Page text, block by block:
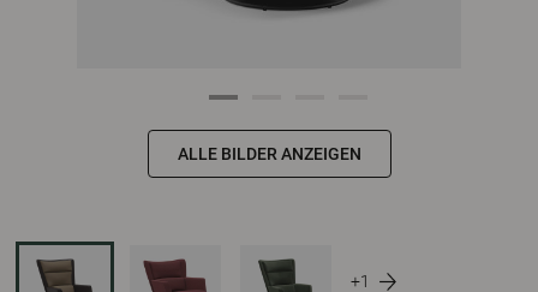
ALLE BILDER ANZEIGEN
+1